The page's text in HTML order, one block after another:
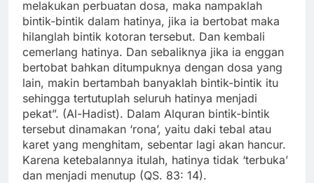
melakukan perbuatan dosa, maka nampaklah
bintik-bintik dalam hatinya, jika ia bertobat maka
hilanglah bintik kotoran tersebut. Dan kembali
cemerlang hatinya. Dan sebaliknya jika ia enggan
bertobat bahkan ditumpuknya dengan dosa yang
lain, makin bertambah banyaklah bintik-bintik itu
sehingga tertutuplah seluruh hatinya menjadi
pekat”. (Al-Hadist). Dalam Alquran bintik-bintik
tersebut dinamakan ‘rona’, yaitu daki tebal atau
karet yang menghitam, sebentar lagi akan hancur.
Karena ketebalannya itulah, hatinya tidak ‘terbuka’
dan menjadi menutup (QS. 83: 14).